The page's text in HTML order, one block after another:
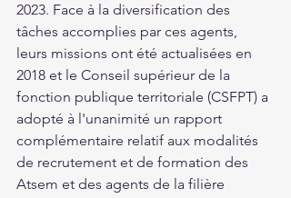
2023. Face à la diversification des
tâches accomplies par ces agents,
leurs missions ont été actualisées en
2018 et le Conseil supérieur de la
fonction publique territoriale (CSFPT) a
adopté à l'unanimité un rapport
complémentaire relatif aux modalités
de recrutement et de formation des
Atsem et des agents de la filière